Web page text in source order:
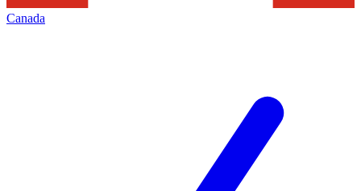
Canada